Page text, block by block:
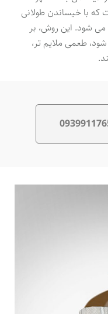
که با خیساندن طولانی
شود. این روش، بر
طعمی ملایم تر،